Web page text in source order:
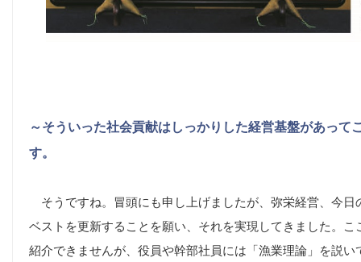
～そういった社会貢献はしっかりした経営基盤があって
す。
そうですね。冒頭にも申し上げましたが、弥栄経営、今日
ベストを更新することを願い、それを実現してきました。
紹介できませんが、役員や幹部社員には「漁業理論」を説